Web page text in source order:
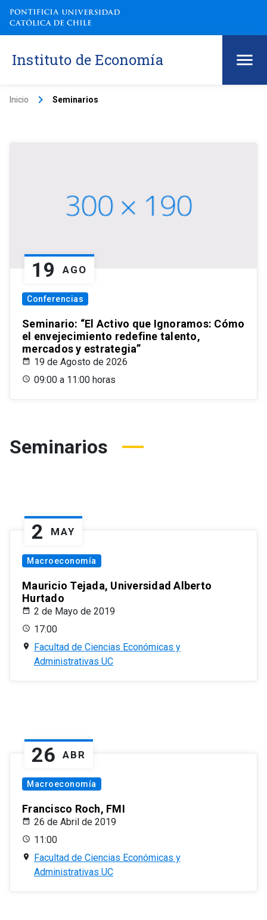
Instituto de Economía
Inicio keyboard_arrow_right Seminarios
19 AGO
Conferencias
Seminario: “El Activo que Ignoramos: Cómo
el envejecimiento redefine talento,
mercados y estrategia”
19 de Agosto de 2026
09:00 a 11:00 horas
Seminarios
2 MAY
Macroeconomía
Mauricio Tejada, Universidad Alberto
Hurtado
2 de Mayo de 2019
17:00
Facultad de Ciencias Económicas y
Administrativas UC
26 ABR
Macroeconomía
Francisco Roch, FMI
26 de Abril de 2019
11:00
Facultad de Ciencias Económicas y
Administrativas UC